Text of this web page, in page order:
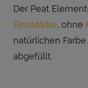
Der Peat
Fassstärke, ohne
natürlichen
abgefüllt.